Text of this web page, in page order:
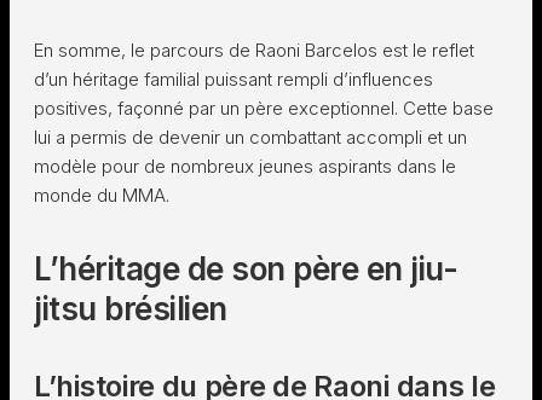
En somme, le parcours de Raoni Barcelos est le reflet
d’un héritage familial puissant rempli d’influences
positives, façonné par un père exceptionnel. Cette base
lui a permis de devenir un combattant accompli et un
modèle pour de nombreux jeunes aspirants dans le
monde du MMA.
L’héritage de son père en jiu-
jitsu brésilien
L’histoire du père de Raoni dans le